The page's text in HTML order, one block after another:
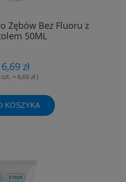
Zębów Bez Fluoru z
50ML
6,69 zł
= 6,69 zł )
KOSZYKA